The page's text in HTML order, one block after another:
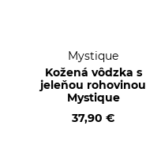
Mystique
Kožená vôdzka s
jeleňou rohovinou
Mystique
37,90 €